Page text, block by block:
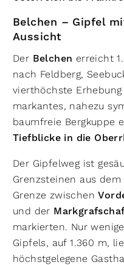
Belchen – Gipfel
Aussicht
Der Belchen erreicht
nach Feldberg,
vierthöchste
markantes, nahezu
baumfreie Bergkuppe
Tiefblicke in die
Der Gipfelweg ist
Grenzsteinen aus
Grenze zwischen
und der
markierten. Nur
Gipfels, auf 1.360 m,
höchstgelegene